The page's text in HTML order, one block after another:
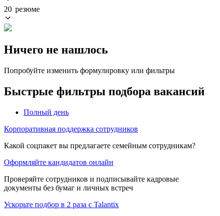
20 резюме
Ничего не нашлось
Попробуйте изменить формулировку или фильтры
Быстрые фильтры подбора вакансий
Полный день
Корпоративная поддержка сотрудников
Какой соцпакет вы предлагаете семейным сотрудникам?
Оформляйте кандидатов онлайн
Проверяйте сотрудников и подписывайте кадровые
документы без бумаг и личных встреч
Ускорьте подбор в 2 раза с Talantix